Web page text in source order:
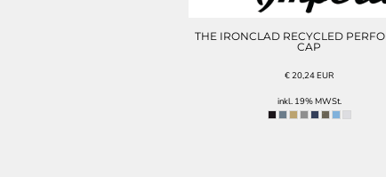
THE IRONCLAD RECYCLED
CAP
€20,24EUR
inkl. 19% MWSt.